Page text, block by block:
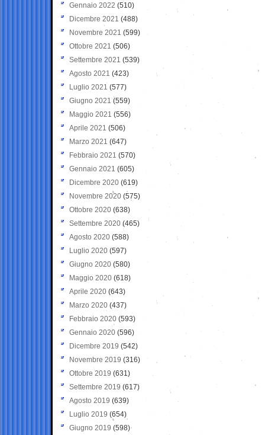
Gennaio 2022 (510)
Dicembre 2021 (488)
Novembre 2021 (599)
Ottobre 2021 (506)
Settembre 2021 (539)
Agosto 2021 (423)
Luglio 2021 (577)
Giugno 2021(559)
Maggio 2021 (556)
Aprile 2021 (506)
Marzo 2021 (647)
Febbraio 2021 (570)
Gennaio 2021 (605)
Dicembre 2020 (619)
Novembre 2020 (575)
Ottobre 2020 (638)
Settembre 2020(465)
Agosto 2020 (588)
Luglio 2020 (597)
Giugno 2020 (580)
Maggio 2020 (618)
Aprile 2020 (643)
Marzo 2020 (437)
Febbraio 2020 (593)
Gennaio 2020 (596)
Dicembre 2019 (542)
Novembre 2019 (316)
Ottobre 2019 (631)
Settembre 2019 (617)
Agosto 2019 (639)
Luglio 2019 (654)
Giugno 2019 (598)